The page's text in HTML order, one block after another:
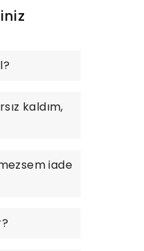
kaldım,
iade